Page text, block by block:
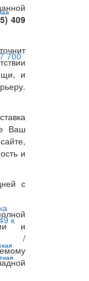
409
и
Ваш
и
с
и
/
700